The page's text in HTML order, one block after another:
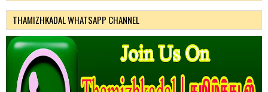
THAMIZHKADAL WHATSAPP CHANNEL